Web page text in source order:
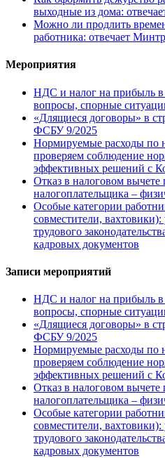
выходные из дома:
Можно ли продлить
работника: отвечает
Мероприятия
НДС и налог на прибыль в
вопросы, спорные
«Длящиеся договоры» в
ФСБУ 9/2025
Нормируемые расходы по
проверяем соблюдение
эффективных решений с
Отказ в налоговом
налогоплательщика –
Особые категории
совместители,
трудового
кадровых документов
Записи мероприятий
НДС и налог на прибыль в
вопросы, спорные
«Длящиеся договоры» в
ФСБУ 9/2025
Нормируемые расходы по
проверяем соблюдение
эффективных решений с
Отказ в налоговом
налогоплательщика –
Особые категории
совместители,
трудового
кадровых документов